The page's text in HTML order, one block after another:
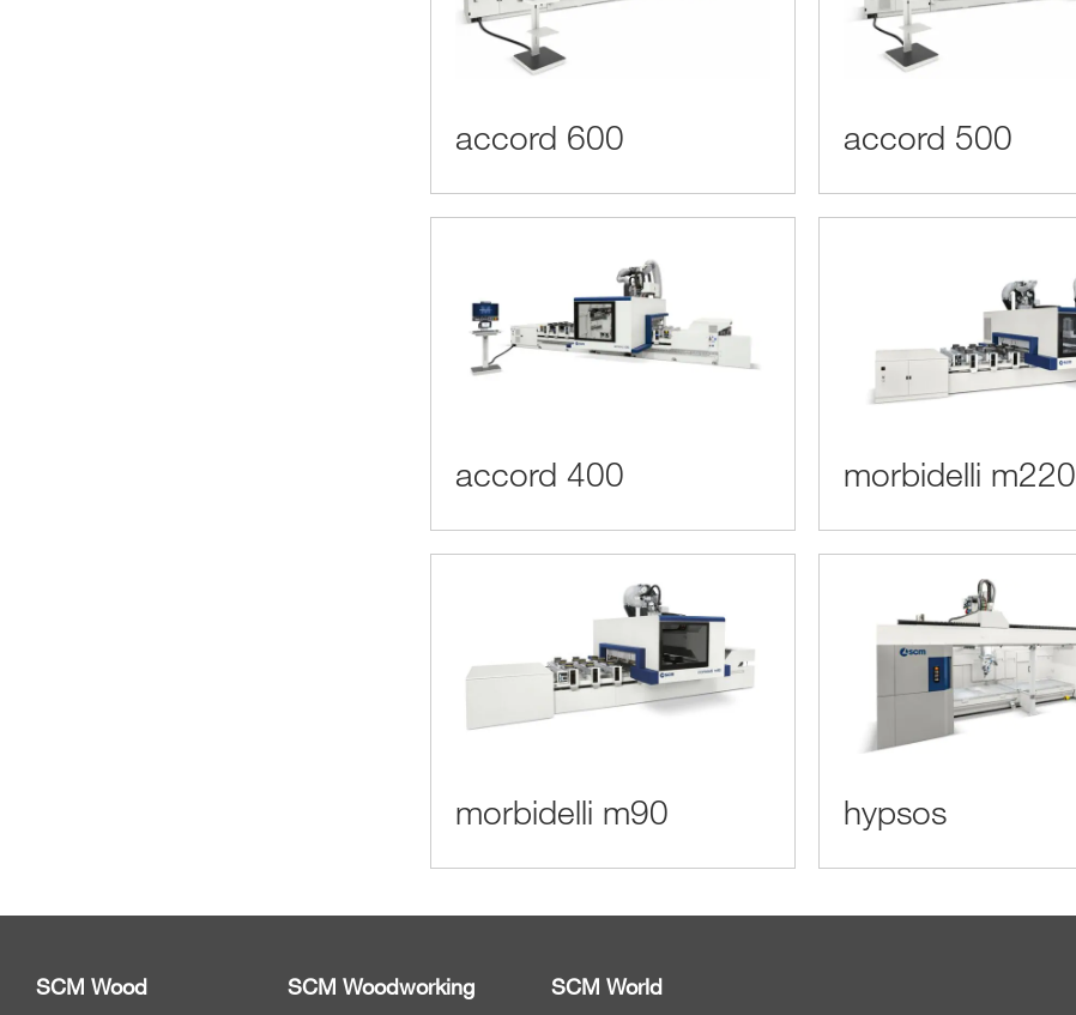
accord 600 accord 500
accord 400 morbidelli m220
morbidelli m90 hypsos
SCM Wood
SCM Woodworking
SCM World